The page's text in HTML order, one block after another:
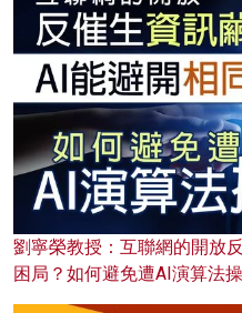
劉寧榮教授：互聯網的開放
困局？如何避免遭AI演算法